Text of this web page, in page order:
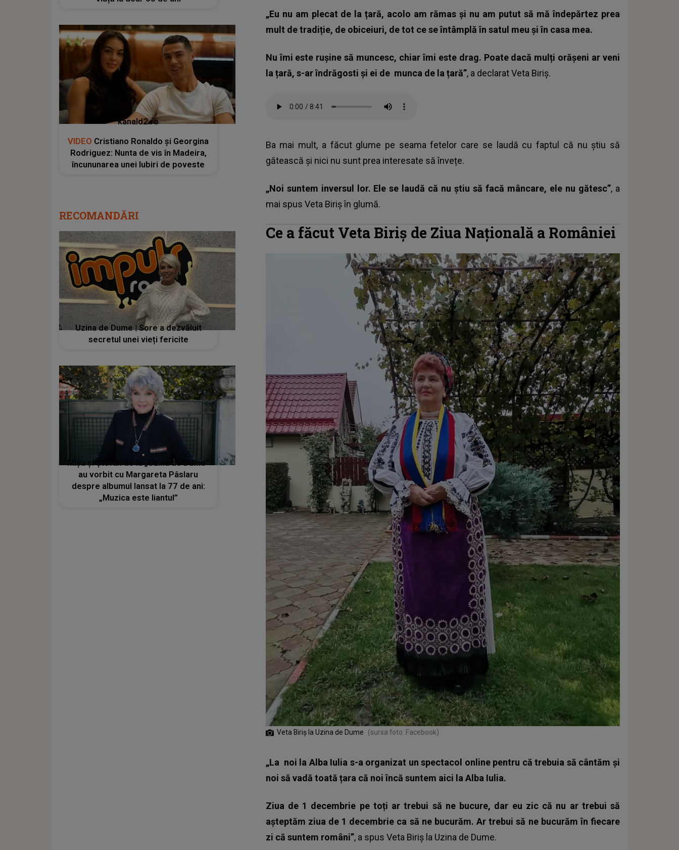
„Eu nu am plecat de la țară, acolo am rămas și nu am putut să mă îndepărtez prea
mult de tradiție, de obiceiuri, de tot ce se întâmplă în satul meu și în casa mea.
Nu îmi este rușine să muncesc, chiar îmi este drag. Poate dacă mulți orășeni ar veni
la țară, s-ar îndrăgosti și ei de munca de la țară”, a declarat Veta Biriș.
Ba mai mult, a făcut glume pe seama fetelor care se laudă cu faptul că nu știu să
gătească și nici nu sunt prea interesate să învețe.
„Noi suntem inversul lor. Ele se laudă că nu știu să facă mâncare, ele nu gătesc”, a
mai spus Veta Biriș în glumă.
Ce a făcut Veta Biriș de Ziua Națională a României
Veta Biriș la Uzina de Dume (sursa foto: Facebook)
„La noi la Alba Iulia s-a organizat un spectacol online pentru că trebuia să cântăm și
noi să vadă toată țara că noi încă suntem aici la Alba Iulia.
Ziua de 1 decembrie pe toți ar trebui să ne bucure, dar eu zic că nu ar trebui să
așteptăm ziua de 1 decembrie ca să ne bucurăm. Ar trebui să ne bucurăm în fiecare
zi că suntem români”, a spus Veta Biriș la Uzina de Dume.
kanald2.ro
VIDEO Cristiano Ronaldo și Georgina
Rodriguez: Nunta de vis în Madeira,
încununarea unei Iubiri de poveste
RECOMANDĂRI
Uzina de Dume | Sore a dezvăluit
secretul unei vieți fericite
Mișu și Ștefan de la „Uzina de Dume”
au vorbit cu Margareta Pâslaru
despre albumul lansat la 77 de ani:
„Muzica este liantul”